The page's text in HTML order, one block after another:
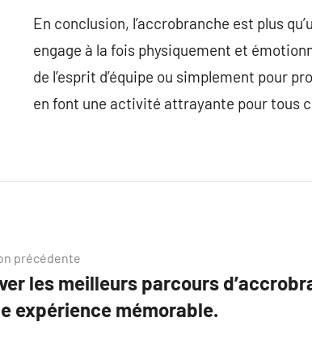
En conclusion, l’accrobranche est plus
engage à la fois physiquement et
de l’esprit d’équipe ou simplement pour
en font une activité attrayante pour tous
précédente
les meilleurs parcours
expérience mémorable.